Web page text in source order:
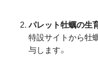
パレット牡蠣の生
特設サイトから牡
与します。